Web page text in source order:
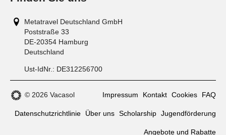
Metatravel Deutschland GmbH
Poststraße 33
DE-20354 Hamburg
Deutschland
Ust-IdNr.: DE312256700
© 2026 Vacasol Impressum Kontakt Cookies FAQ
Datenschutzrichtlinie Über uns Scholarship Jugendförderung
Angebote und Rabatte